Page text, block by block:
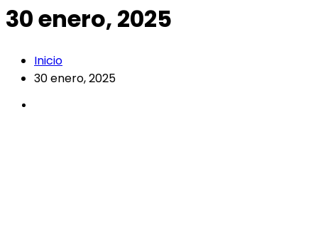
30 enero, 2025
Inicio
30 enero, 2025